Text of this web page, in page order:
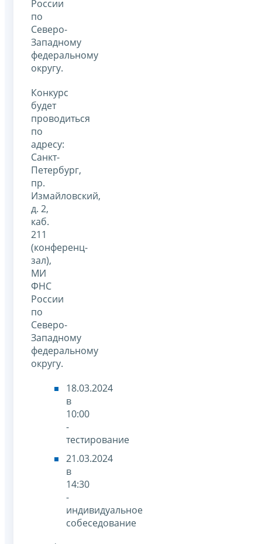
России
по
Северо-
Западному
федеральному
округу.
Конкурс
будет
проводиться
по
адресу:
Санкт-
Петербург,
пр.
Измайловский,
д. 2,
каб.
211
(конференц-
зал),
МИ
ФНС
России
по
Северо-
Западному
федеральному
округу.
18.03.2024
в
10:00
-
тестирование
21.03.2024
в
14:30
-
индивидуальное
собеседование